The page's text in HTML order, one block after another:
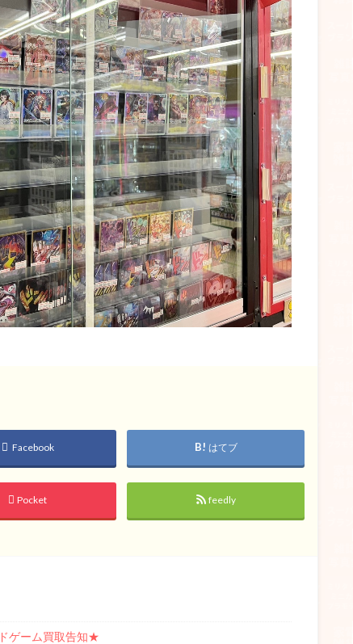
Facebook はてブ
Pocket feedly
ゲーム買取告知★